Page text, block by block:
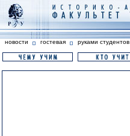
новости гостевая руками студентов